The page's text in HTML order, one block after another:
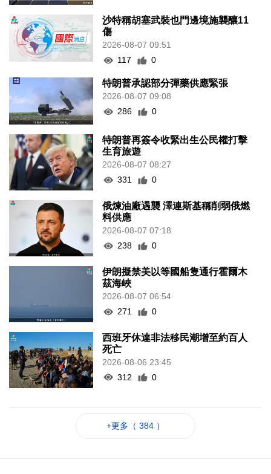
沙特稱胡塞武裝也門邊境施襲釀11
傷
2026-08-07 09:51
117
0
特朗普承認部分彈藥供應緊張
2026-08-07 09:08
286
0
特朗普再簽令收緊出生公民權打擊
生育旅遊
2026-08-07 08:27
331
0
俄煉油廠遇襲 澤連斯基稱削弱俄燃
料供應
2026-08-07 07:18
238
0
伊朗擬禁美以等國船隻通行霍爾木
茲海峽
2026-08-07 06:54
271
0
西班牙休達非法移民潮增至約百人
死亡
2026-08-06 23:45
312
0
+更多（ 384 ）